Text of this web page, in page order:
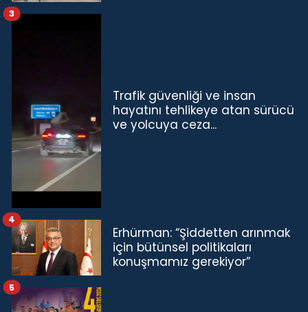
Trafik güvenliği ve insan
hayatını tehlikeye atan sürücü
ve yolcuya ceza...
3
Erhürman: “Şiddetten arınmak
için bütünsel politikaları
konuşmamız gerekiyor”
4
5